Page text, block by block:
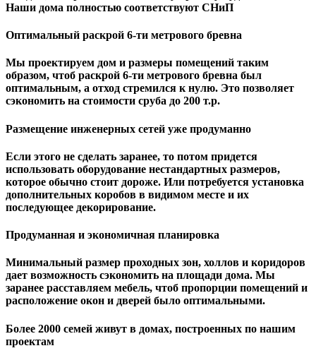
Наши дома полностью соответствуют СНиП
Оптимальный раскрой 6-ти метрового бревна
Мы проектируем дом и размеры помещений таким
образом, чтоб раскрой 6-ти метрового бревна был
оптимальным, а отход стремился к нулю. Это позволяет
сэкономить на стоимости сруба до 200 т.р.
Размещение инженерных сетей уже продуманно
Если этого не сделать заранее, то потом придется
использовать оборудование нестандартных размеров,
которое обычно стоит дороже. Или потребуется установка
дополнительных коробов в видимом месте и их
последующее декорирование.
Продуманная и экономичная планировка
Минимальный размер проходных зон, холлов и коридоров
дает возможность сэкономить на площади дома. Мы
заранее расставляем мебель, чтоб пропорции помещений и
расположение окон и дверей было оптимальными.
Более 2000 семей живут в домах, построенных по нашим
проектам